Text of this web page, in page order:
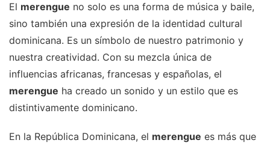
El merengue no solo es una forma de música y baile,
sino también una expresión de la identidad cultural
dominicana. Es un símbolo de nuestro patrimonio y
nuestra creatividad. Con su mezcla única de
influencias africanas, francesas y españolas, el
merengue ha creado un sonido y un estilo que es
distintivamente dominicano.
En la República Dominicana, el merengue es más que